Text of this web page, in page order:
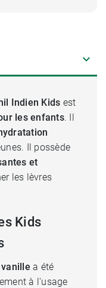
Indien Kids est
les enfants. Il
Il possède
et
les lèvres
Kids
a été
à l'usage